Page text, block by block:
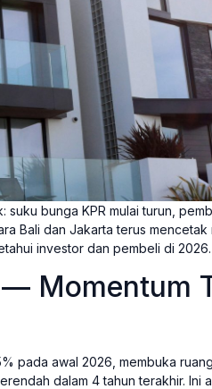
bunga KPR mulai turun,
Bali dan Jakarta terus
investor dan pembeli di 2026.
— Momentum
pada awal 2026, membuka
dalam 4 tahun terakhir. Ini